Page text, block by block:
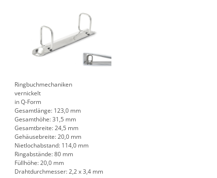
Ringbuchmechaniken
vernickelt
in Q-Form
Gesamtlänge: 123,0 mm
Gesamthöhe: 31,5 mm
Gesamtbreite: 24,5 mm
Gehäusebreite: 20,0 mm
Nietlochabstand: 114,0 mm
Ringabstände: 80 mm
Füllhöhe: 20,0 mm
Drahtdurchmesser: 2,2 x 3,4 mm